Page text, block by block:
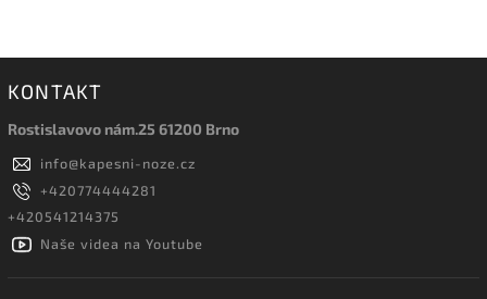
KONTAKT
Rostislavovo nám.25 61200 Brno
info@kapesni-noze.cz
+420774444281
+420541214375
Naše videa na Youtube